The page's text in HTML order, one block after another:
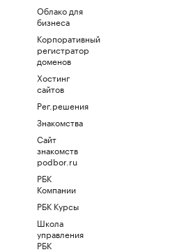
Облако для
бизнеса
Корпоративный
регистратор
доменов
Хостинг
сайтов
Рег.решения
Знакомства
Сайт
знакомств
podbor.ru
РБК
Компании
РБК Курсы
Школа
управления
РБК